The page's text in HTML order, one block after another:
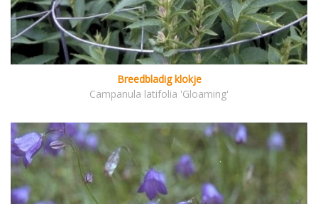
Breedbladig klokje
Campanula latifolia 'Gloaming'